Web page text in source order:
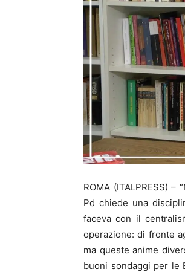
ROMA (ITALPRESS)
Pd chiede una
faceva con il
operazione: di fronte
ma queste anime
buoni sondaggi per le